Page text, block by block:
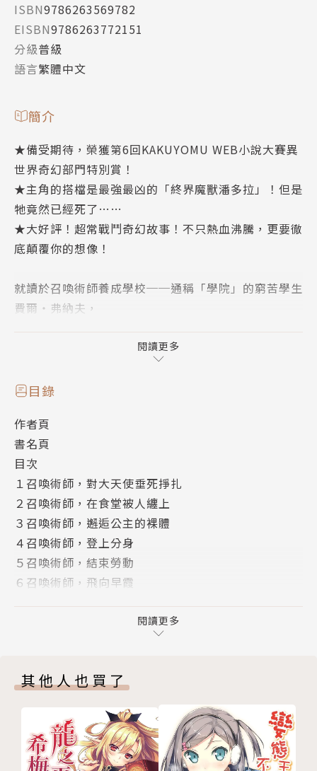
ISBN9786263569782
EISBN9786263772151
分級普級
語言繁體中文
簡介
★備受期待，榮獲第6回KAKUYOMU WEB小說大賽異
世界奇幻部門特別賞！
★主角的搭檔是最強最凶的「終界魔獸潘多拉」！但是
牠竟然已經死了……
★大好評！超常戰鬥奇幻故事！不只熱血沸騰，更要徹
底顛覆你的想像！
就讀於召喚術師養成學校──通稱「學院」的窮苦學生
費爾・弗納夫，
費爾・弗納夫雖然有身長三百梅傑爾、虐殺無數神祇的
最強召喚獸作為搭檔，卻有一個嚴重的問題──
「不會錯的，我的潘多拉，徹底死透了。」
為了戰勝學院頂尖召喚術師──公主薩沙・席德・祖爾
塔尼亞，
他必須和隊友們一同摸索，有什麼方法能讓「潘多拉的
屍體」行動。
一部窮苦學生最終拯救世界的召喚術師奇幻戰鬥故事，
火熱展開！
閱讀更多
目錄
作者頁
書名頁
目次
１召喚術師，對大天使垂死掙扎
２召喚術師，在食堂被人纏上
３召喚術師，邂逅公主的裸體
４召喚術師，登上分身
５召喚術師，結束勞動
６召喚術師，飛向早霞
８召喚術師，從右手開始
９召喚術師，知曉雷蜘蛛之魔術書
１１召喚術師，午後與公主同行
１３召喚術師，取得元氣之素
１４召喚術師，遭受詛咒
１５召喚術師，終於被當成傻子
閱讀更多
其他人也買了